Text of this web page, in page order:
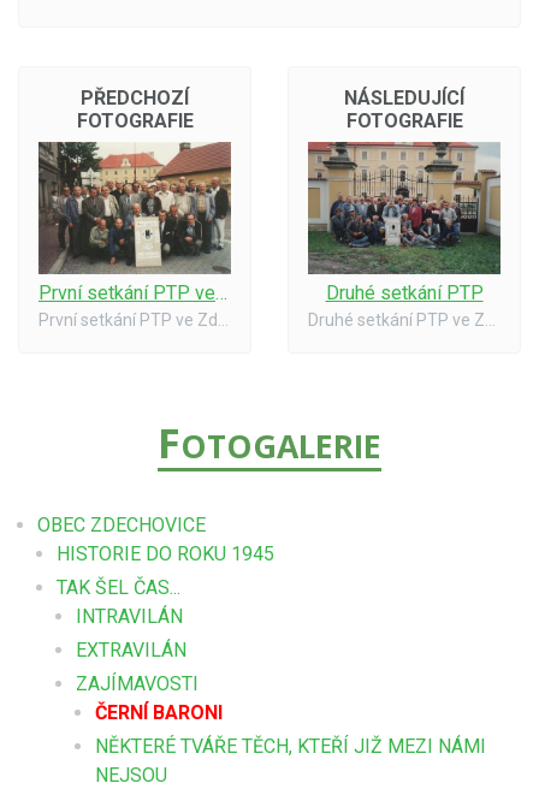
PŘEDCHOZÍ
FOTOGRAFIE
První setkání PTP ve Zdechovicích
NÁSLEDUJÍCÍ
FOTOGRAFIE
Druhé setkání PTP
Druhé setkání PTP ve Zdechovicích 4. 7. 1998
FOTOGALERIE
OBEC ZDECHOVICE
HISTORIE DO ROKU 1945
TAK ŠEL ČAS...
INTRAVILÁN
EXTRAVILÁN
ZAJÍMAVOSTI
ČERNÍ BARONI
NĚKTERÉ TVÁŘE TĚCH, KTEŘÍ JIŽ MEZI NÁMI
NEJSOU